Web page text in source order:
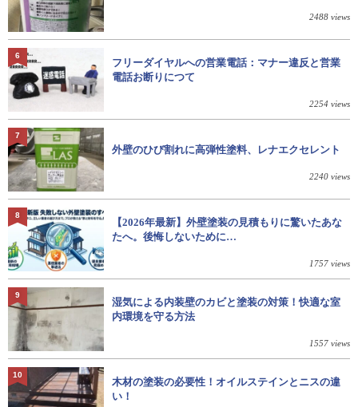
2488 views
フリーダイヤルへの営業電話：マナー違反と営業
電話お断りにつて
2254 views
6
外壁のひび割れに高弾性塗料、レナエクセレント
2240 views
7
【2026年最新】外壁塗装の見積もりに驚いたあな
たへ。後悔しないために…
1757 views
8
湿気による内装壁のカビと塗装の対策！快適な室
内環境を守る方法
1557 views
9
木材の塗装の必要性！オイルステインとニスの違
い！
10